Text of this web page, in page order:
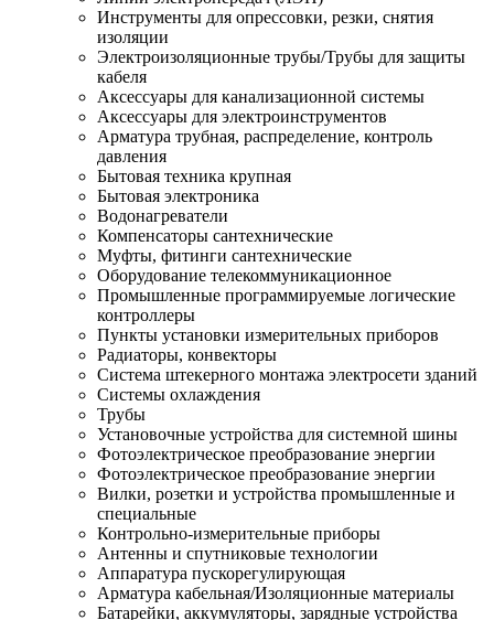
Инструменты для опрессовки, резки, снятия
изоляции
Электроизоляционные трубы/Трубы для защиты
кабеля
Аксессуары для канализационной системы
Аксессуары для электроинструментов
Арматура трубная, распределение, контроль
давления
Бытовая техника крупная
Бытовая электроника
Водонагреватели
Компенсаторы сантехнические
Муфты, фитинги сантехнические
Оборудование телекоммуникационное
Промышленные программируемые логические
контроллеры
Пункты установки измерительных приборов
Радиаторы, конвекторы
Система штекерного монтажа электросети зданий
Системы охлаждения
Трубы
Установочные устройства для системной шины
Фотоэлектрическое преобразование энергии
Фотоэлектрическое преобразование энергии
Вилки, розетки и устройства промышленные и
специальные
Контрольно-измерительные приборы
Антенны и спутниковые технологии
Аппаратура пускорегулирующая
Арматура кабельная/Изоляционные материалы
Батарейки, аккумуляторы, зарядные устройства